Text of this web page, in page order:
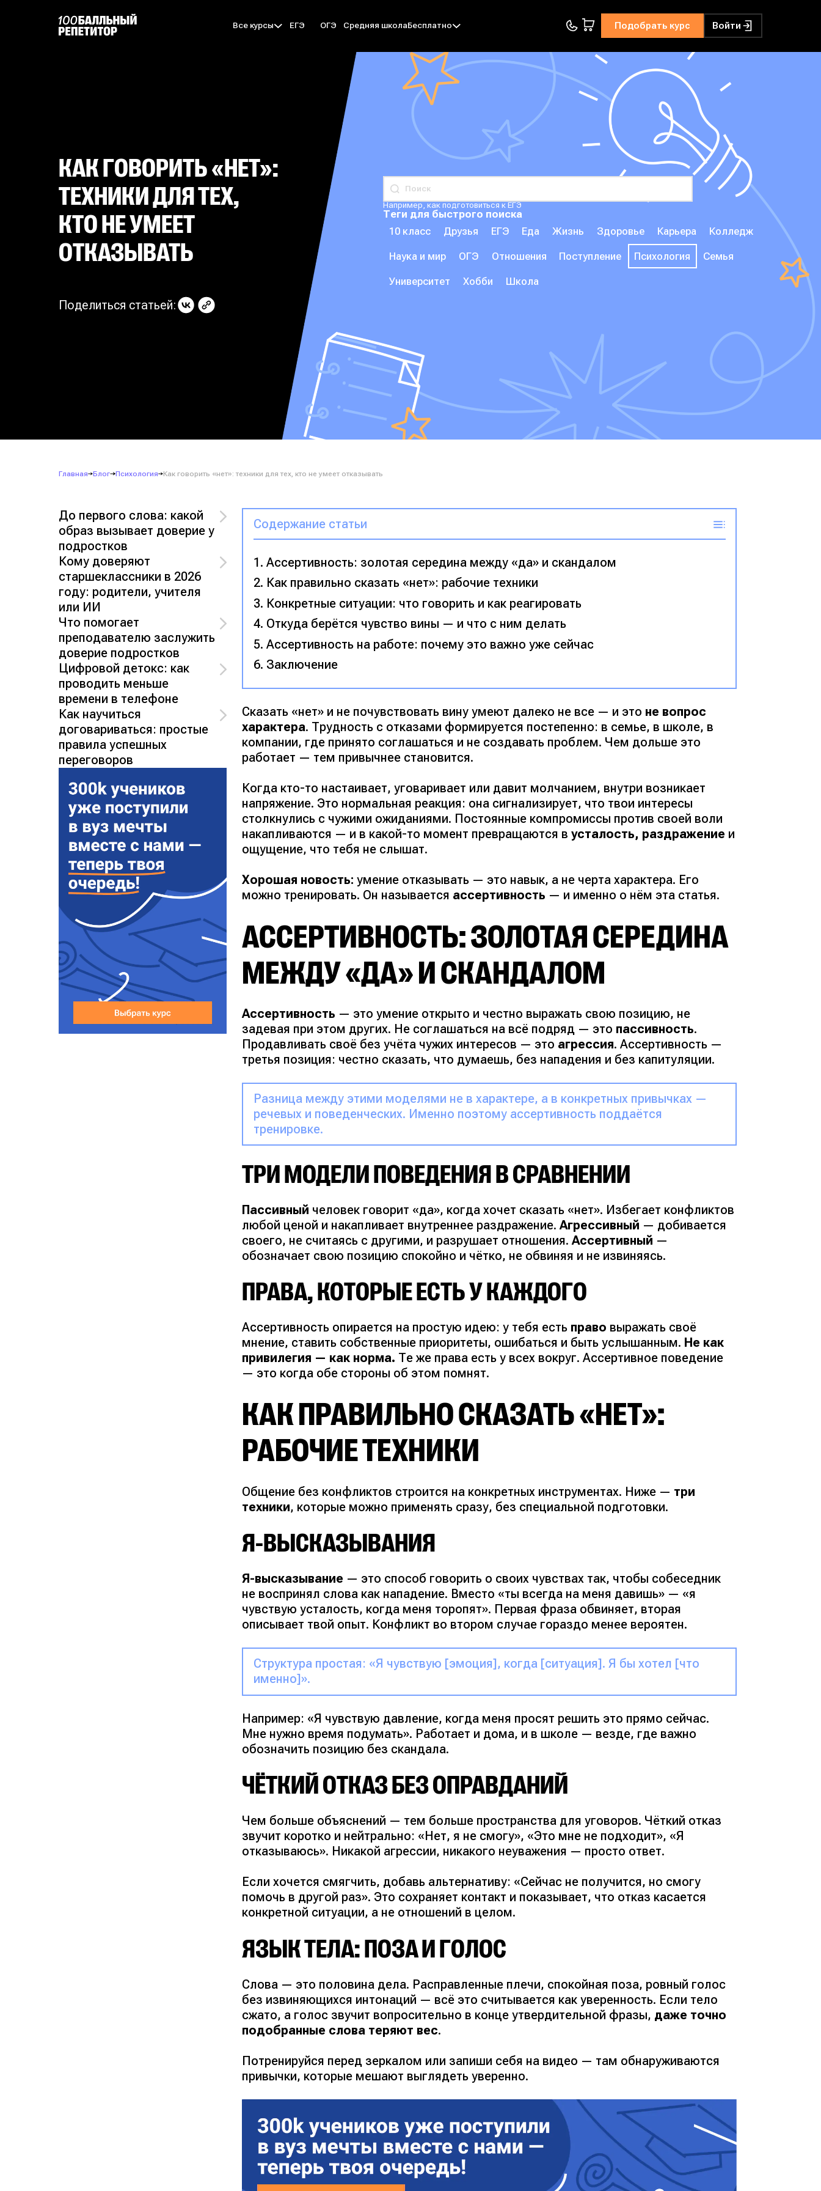
Все курсы ЕГЭ ОГЭ Средняя школаБесплатно Подобрать курс Войти
КАК ГОВОРИТЬ «НЕТ»:
ТЕХНИКИ ДЛЯ ТЕХ,
КТО НЕ УМЕЕТ
ОТКАЗЫВАТЬ
Поделиться статьей:
Например, как подготовиться к ЕГЭ
Теги для быстрого поиска
10 класс
Друзья ЕГЭ Еда Жизнь Здоровье Карьера Колледж
Наука и мир ОГЭ Отношения Поступление Психология Семья
Университет Хобби Школа
Главная Блог Психология Как говорить «нет»: техники для тех, кто не умеет отказывать
До первого слова: какой
образ вызывает доверие у
подростков
Кому доверяют
старшеклассники в 2026
году: родители, учителя
или ИИ
Что помогает
преподавателю заслужить
доверие подростков
Цифровой детокс: как
проводить меньше
времени в телефоне
Как научиться
договариваться: простые
правила успешных
переговоров
Содержание статьи
Ассертивность: золотая середина между «да» и скандалом
Как правильно сказать «нет»: рабочие техники
Конкретные ситуации: что говорить и как реагировать
Откуда берётся чувство вины — и что с ним делать
Ассертивность на работе: почему это важно уже сейчас
Заключение
Сказать «нет» и не почувствовать вину умеют далеко не все — и это не вопрос
характера. Трудность с отказами формируется постепенно: в семье, в школе, в
компании, где принято соглашаться и не создавать проблем. Чем дольше это
работает — тем привычнее становится.
Когда кто-то настаивает, уговаривает или давит молчанием, внутри возникает
напряжение. Это нормальная реакция: она сигнализирует, что твои интересы
столкнулись с чужими ожиданиями. Постоянные компромиссы против своей воли
накапливаются — и в какой-то момент превращаются вусталость, раздражение и
ощущение, что тебя не слышат.
Хорошая новость: умение отказывать — это навык, а не черта характера. Его
можно тренировать. Он называется ассертивность — и именно о нём эта статья.
АССЕРТИВНОСТЬ: ЗОЛОТАЯ СЕРЕДИНА
МЕЖДУ «ДА» И СКАНДАЛОМ
Ассертивность — это умение открыто и честно выражать свою позицию, не
задевая при этом других. Не соглашаться на всё подряд — это пассивность.
Продавливать своё без учёта чужих интересов — это агрессия. Ассертивность —
третья позиция: честно сказать, что думаешь, без нападения и без капитуляции.
Разница между этими моделями не в характере, а в конкретных привычках —
речевых и поведенческих. Именно поэтому ассертивность поддаётся
тренировке.
ТРИ МОДЕЛИ ПОВЕДЕНИЯ В СРАВНЕНИИ
Пассивный человек говорит «да», когда хочет сказать «нет». Избегает конфликтов
любой ценой и накапливает внутреннее раздражение.Агрессивный — добивается
своего, не считаясь с другими, и разрушает отношения.Ассертивный —
обозначает свою позицию спокойно и чётко, не обвиняя и не извиняясь.
ПРАВА, КОТОРЫЕ ЕСТЬ У КАЖДОГО
Ассертивность опирается на простую идею: у тебя есть право выражать своё
мнение, ставить собственные приоритеты, ошибаться и быть услышанным. Не как
привилегия — как норма. Те же права есть у всех вокруг. Ассертивное поведение
— это когда обе стороны об этом помнят.
КАК ПРАВИЛЬНО СКАЗАТЬ «НЕТ»:
РАБОЧИЕ ТЕХНИКИ
Общение без конфликтов строится на конкретных инструментах. Ниже — три
техники, которые можно применять сразу, без специальной подготовки.
Я-ВЫСКАЗЫВАНИЯ
Я-высказывание — это способ говорить о своих чувствах так, чтобы собеседник
не воспринял слова как нападение. Вместо «ты всегда на меня давишь» — «я
чувствую усталость, когда меня торопят». Первая фраза обвиняет, вторая
описывает твой опыт. Конфликт во втором случае гораздо менее вероятен.
Структура простая: «Я чувствую [эмоция], когда [ситуация]. Я бы хотел [что
именно]».
Например: «Я чувствую давление, когда меня просят решить это прямо сейчас.
Мне нужно время подумать». Работает и дома, и в школе — везде, где важно
обозначить позицию без скандала.
ЧЁТКИЙ ОТКАЗ БЕЗ ОПРАВДАНИЙ
Чем больше объяснений — тем больше пространства для уговоров. Чёткий отказ
звучит коротко и нейтрально: «Нет, я не смогу», «Это мне не подходит», «Я
отказываюсь». Никакой агрессии, никакого неуважения — просто ответ.
Если хочется смягчить, добавь альтернативу: «Сейчас не получится, но смогу
помочь в другой раз». Это сохраняет контакт и показывает, что отказ касается
конкретной ситуации, а не отношений в целом.
ЯЗЫК ТЕЛА: ПОЗА И ГОЛОС
Слова — это половина дела. Расправленные плечи, спокойная поза, ровный голос
без извиняющихся интонаций — всё это считывается как уверенность. Если тело
сжато, а голос звучит вопросительно в конце утвердительной фразы, даже точно
подобранные слова теряют вес.
Потренируйся перед зеркалом или запиши себя на видео — там обнаруживаются
привычки, которые мешают выглядеть уверенно.